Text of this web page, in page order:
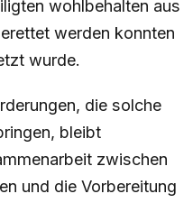
wohlbehalten aus
werden konnten
wurde.
die solche
bleibt
zwischen
und die Vorbereitung